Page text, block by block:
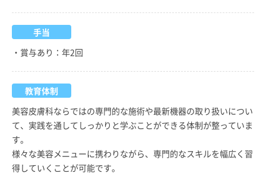
手当
・賞与あり：年2回
教育体制
美容皮膚科ならではの専門的な施術や最新機器の取り扱いについ
て、実践を通してしっかりと学ぶことができる体制が整っていま
す。
様々な美容メニューに携わりながら、専門的なスキルを幅広く習
得していくことが可能です。